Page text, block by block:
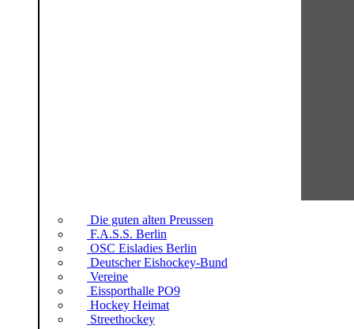
Die guten alten Preussen
F.A.S.S. Berlin
OSC Eisladies Berlin
Deutscher Eishockey-Bund
Vereine
Eissporthalle PO9
Hockey Heimat
Streethockey